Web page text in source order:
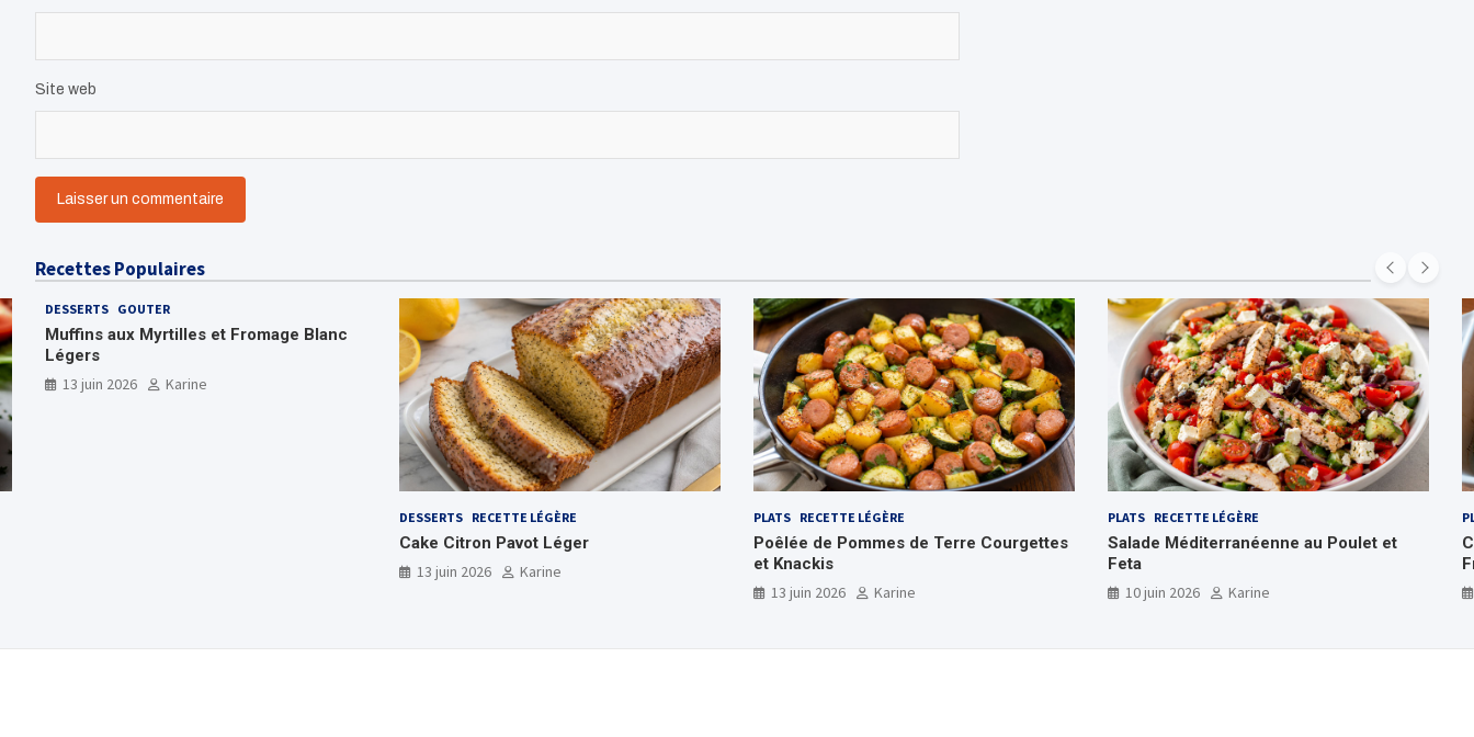
Site web
Recettes Populaires
DESSERTS GOUTER
Muffins aux Myrtilles et Fromage Blanc
Légers
13 juin 2026
Karine
DESSERTS RECETTE LÉGÈRE
Cake Citron Pavot Léger
13 juin 2026
Karine
PLATS RECETTE LÉGÈRE
Poêlée de Pommes de Terre Courgettes
et Knackis
13 juin 2026
Karine
PLATS RECETTE LÉGÈRE
Salade Méditerranéenne au Poulet et
Feta
10 juin 2026
Karine